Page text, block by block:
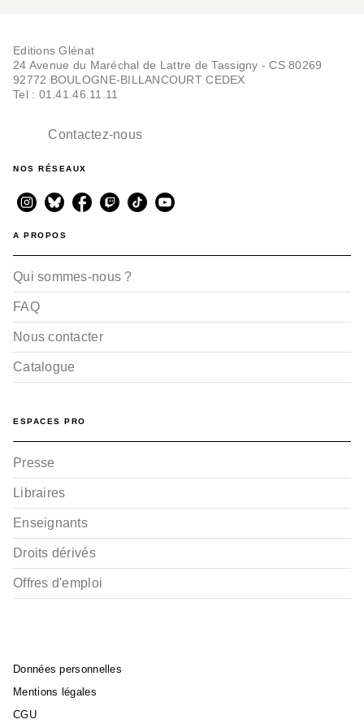
Editions Glénat
24 Avenue du Maréchal de Lattre de Tassigny - CS 80269
92772 BOULOGNE-BILLANCOURT CEDEX
Tel : 01.41.46.11.11
Contactez-nous
NOS RÉSEAUX
A PROPOS
Qui sommes-nous ?
FAQ
Nous contacter
Catalogue
ESPACES PRO
Presse
Libraires
Enseignants
Droits dérivés
Offres d'emploi
Données personnelles
Mentions légales
CGU